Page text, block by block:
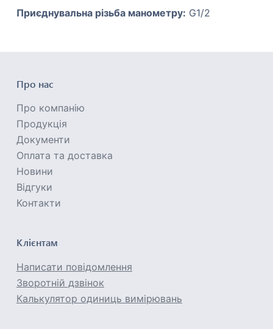
Приєднувальна різьба манометру: G1/2
Про нас
Про компанію
Продукція
Документи
Оплата та доставка
Новини
Відгуки
Контакти
Клієнтам
Написати повідомлення
Зворотній дзвінок
Калькулятор одиниць вимірювань